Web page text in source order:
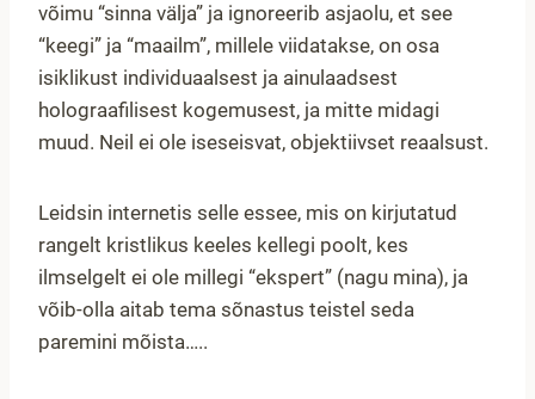
võimu “sinna välja” ja ignoreerib asjaolu, et see
“keegi” ja “maailm”, millele viidatakse, on osa
isiklikust individuaalsest ja ainulaadsest
holograafilisest kogemusest, ja mitte midagi
muud. Neil ei ole iseseisvat, objektiivset reaalsust.
Leidsin internetis selle essee, mis on kirjutatud
rangelt kristlikus keeles kellegi poolt, kes
ilmselgelt ei ole millegi “ekspert” (nagu mina), ja
võib-olla aitab tema sõnastus teistel seda
paremini mõista…..